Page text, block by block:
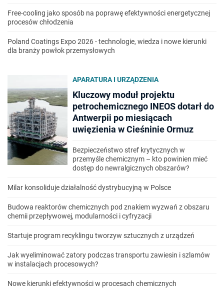
Free-cooling jako sposób na poprawę efektywności energetycznej
procesów chłodzenia
Poland Coatings Expo 2026 - technologie, wiedza i nowe kierunki
dla branży powłok przemysłowych
APARATURA I URZĄDZENIA
Kluczowy moduł projektu
petrochemicznego INEOS dotarł do
Antwerpii po miesiącach
uwięzienia w Cieśninie Ormuz
Bezpieczeństwo stref krytycznych w
przemyśle chemicznym – kto powinien mieć
dostęp do newralgicznych obszarów?
Milar konsoliduje działalność dystrybucyjną w Polsce
Budowa reaktorów chemicznych pod znakiem wyzwań z obszaru
chemii przepływowej, modularności i cyfryzacji
Startuje program recyklingu tworzyw sztucznych z urządzeń
Jak wyeliminować zatory podczas transportu zawiesin i szlamów
w instalacjach procesowych?
Nowe kierunki efektywności w procesach chemicznych